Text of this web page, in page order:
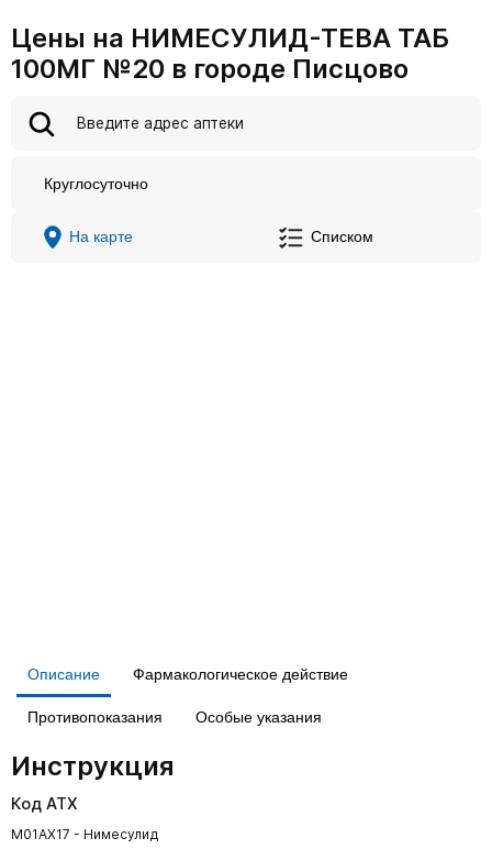
Цены на НИМЕСУЛИД-ТЕВА ТАБ
100МГ №20 в городе Писцово
Круглосуточно
На карте Списком
Описание Фармакологическое действие
Противопоказания Особые указания
Инструкция
Код АТХ
M01AX17 - Нимесулид